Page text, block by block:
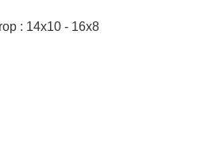
: 14x10 - 16x8